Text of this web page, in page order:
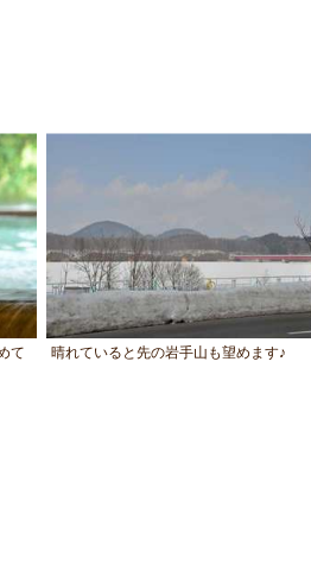
て
晴れていると先の岩手山も望めます♪